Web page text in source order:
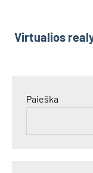
Virtualios
Paieška